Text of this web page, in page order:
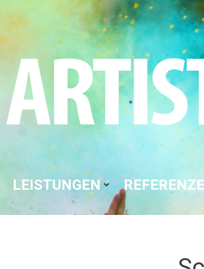
LEISTUNGEN